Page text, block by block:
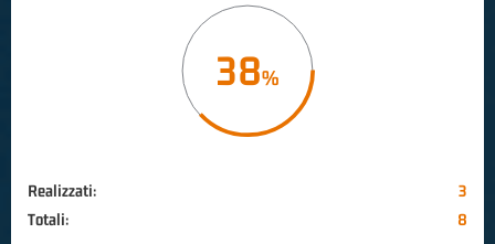
38
Realizzati:
3
Totali:
8